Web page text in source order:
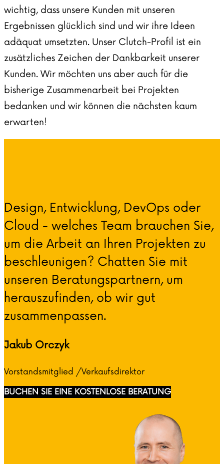
wichtig, dass unsere Kunden mit unseren
Ergebnissen glücklich sind und wir ihre Ideen
adäquat umsetzten. Unser Clutch-Profil ist ein
zusätzliches Zeichen der Dankbarkeit unserer
Kunden. Wir möchten uns aber auch für die
bisherige Zusammenarbeit bei Projekten
bedanken und wir können die nächsten kaum
erwarten!
Design, Entwicklung, DevOps oder
Cloud - welches Team brauchen Sie,
um die Arbeit an Ihren Projekten zu
beschleunigen? Chatten Sie mit
unseren Beratungspartnern, um
herauszufinden, ob wir gut
zusammenpassen.
Jakub Orczyk
Vorstandsmitglied /Verkaufsdirektor
BUCHEN SIE EINE KOSTENLOSE BERATUNG